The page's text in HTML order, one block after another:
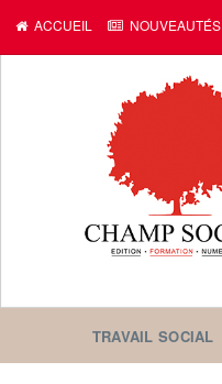
ACCUEIL NOUVEAUTÉS
TRAVAIL SOCIAL